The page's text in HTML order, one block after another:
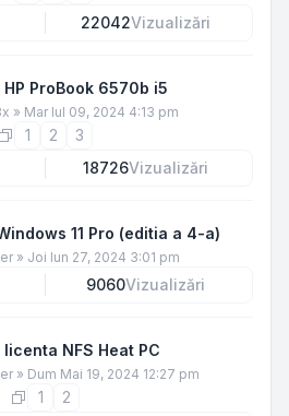
22042Vizualizări
ProBook 6570b i5
» Mar Iul 09, 2024 4:13 pm
1 2
3
18726Vizualizări
11 Pro (editia a 4-a)
» Joi Iun 27, 2024 3:01 pm
9060Vizualizări
NFS Heat PC
» Dum Mai 19, 2024 12:27 pm
1
2